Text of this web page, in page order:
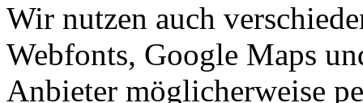
Wir nutzen auch
Webfonts, Google Maps
Anbieter möglicherweise